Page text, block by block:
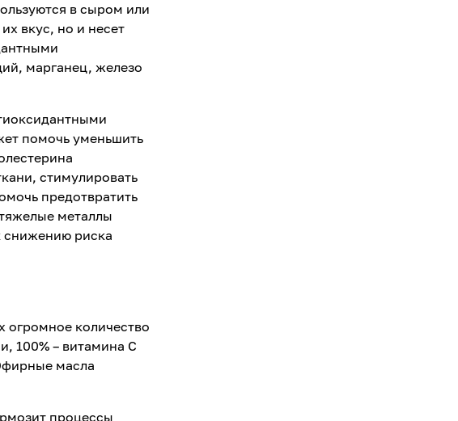
в сыром или
вкус, но и несет
марганец, железо
помочь уменьшить
стимулировать
предотвратить
металлы
снижению риска
огромное количество
100% – витамина С
масла
процессы